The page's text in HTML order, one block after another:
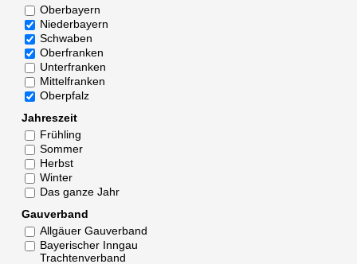
Oberbayern
Niederbayern
Schwaben
Oberfranken
Unterfranken
Mittelfranken
Oberpfalz
Jahreszeit
Frühling
Sommer
Herbst
Winter
Das ganze Jahr
Gauverband
Allgäuer Gauverband
Bayerischer Inngau
Trachtenverband